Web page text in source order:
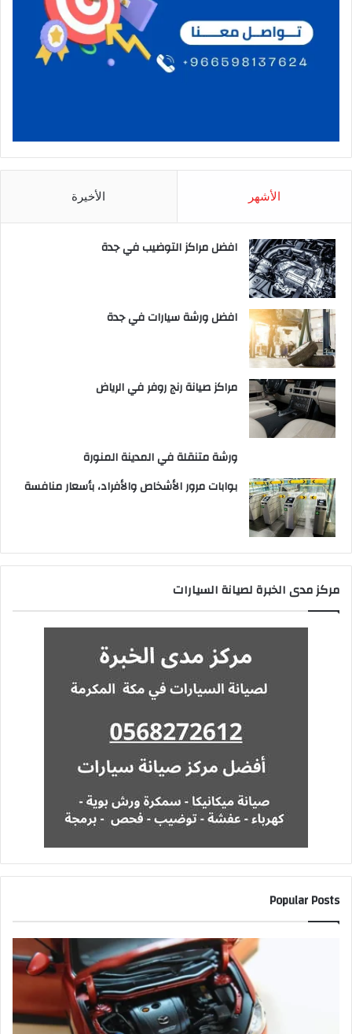
الأشهر الأخيرة
افضل مراكز التوضيب في جدة
افضل ورشة سيارات في جدة
مراكز صيانة رنج روفر في الرياض
ورشة متنقلة في المدينة المنورة
بوابات مرور الأشخاص والأفراد، بأسعار منافسة
مركز مدى الخبرة لصيانة السيارات
Popular Posts